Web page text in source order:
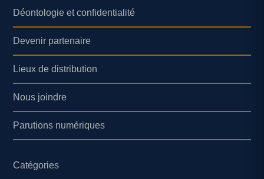
Déontologie et confidentialité
Devenir partenaire
Lieux de distribution
Nous joindre
Parutions numériques
Catégories